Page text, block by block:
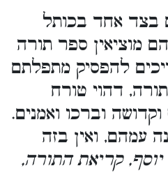
בצד אחד בכותל
מוציאין ספר תורה
להפסיק מתפלתם
דהוי טורח
וברכו ואמנים.
עמהם, ואין בזה
קריאת התורה,